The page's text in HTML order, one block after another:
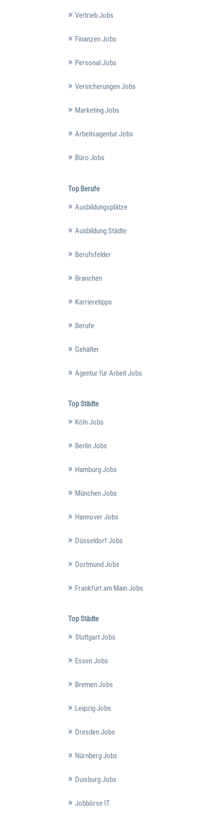
Vertrieb Jobs
Finanzen Jobs
Personal Jobs
Versicherungen Jobs
Marketing Jobs
Arbeitsagentur Jobs
Büro Jobs
Top Berufe
Ausbildungsplätze
Ausbildung Städte
Berufsfelder
Branchen
Karrieretipps
Berufe
Gehälter
Agentur für Arbeit Jobs
Top Städte
Köln Jobs
Berlin Jobs
Hamburg Jobs
München Jobs
Hannover Jobs
Düsseldorf Jobs
Dortmund Jobs
Frankfurt am Main Jobs
Top Städte
Stuttgart Jobs
Essen Jobs
Bremen Jobs
Leipzig Jobs
Dresden Jobs
Nürnberg Jobs
Duisburg Jobs
Jobbörse IT